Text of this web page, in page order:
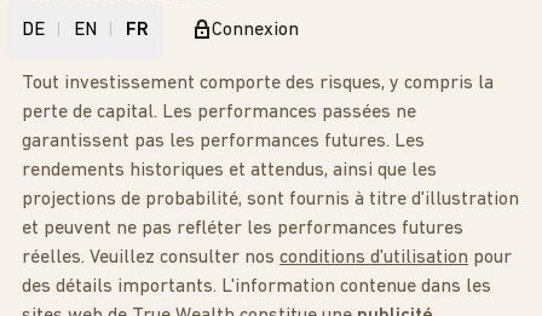
DE EN FR Connexion
Tout investissement comporte des risques, y compris la
perte de capital. Les performances passées ne
garantissent pas les performances futures. Les
rendements historiques et attendus, ainsi que les
projections de probabilité, sont fournis à titre d'illustration
et peuvent ne pas refléter les performances futures
réelles. Veuillez consulter nos conditions d'utilisation pour
des détails importants. L'information contenue dans les